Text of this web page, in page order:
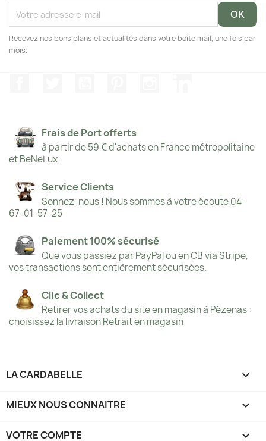
Recevez nos bons plans et actualités dans votre boite mail, une fois par
mois.
Frais de Port offerts
à partir de 59 € d'achats en France métropolitaine
et BeNeLux
Service Clients
Sonnez-nous ! Nous sommes à votre écoute 04-
67-01-57-25
Paiement 100% sécurisé
Que vous passiez par PayPal ou en CB via Stripe,
vos transactions sont entièrement sécurisées.
Clic & Collect
Retirer vos achats du site en magasin à Pézenas :
choisissez la livraison Retrait en magasin
LA CARDABELLE 
MIEUX NOUS CONNAITRE 
VOTRE COMPTE 